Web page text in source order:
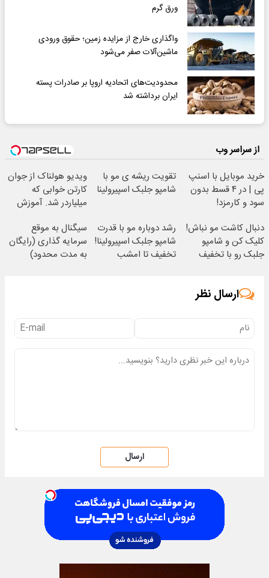
ورق گرم
واگذاری خارج از مزایده زمین؛ حقوق ورودی
ماشین‌آلات صفر می‌شود
محدودیت‌های اتحادیه اروپا بر صادرات پسته
ایران برداشته شد
از سراسر وب
خرید موبایل با اسنپ
پی | در ۴ قسط بدون
سود و کارمزد!
تقویت ریشه ی مو با
شامپو جلبک اسپیرولینا
ویدیو هولناک از جوان
کارتن خوابی که
میلیاردر شد. آموزش
دنبال کاشت مو نباش!
کلیک کن و شامپو
جلبک رو با تخفیف
رشد دوباره مو با قدرت
شامپو جلبک اسپیرولینا!
تخفیف تا امشب
سیگنال به موقع
سرمایه گذاری (رایگان
به مدت محدود)
ارسال نظر
ارسال